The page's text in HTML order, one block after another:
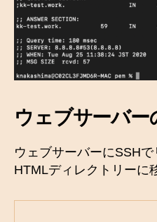
ウェブサーバー
ウェブサーバーにSSHで
HTMLディレクトリーに